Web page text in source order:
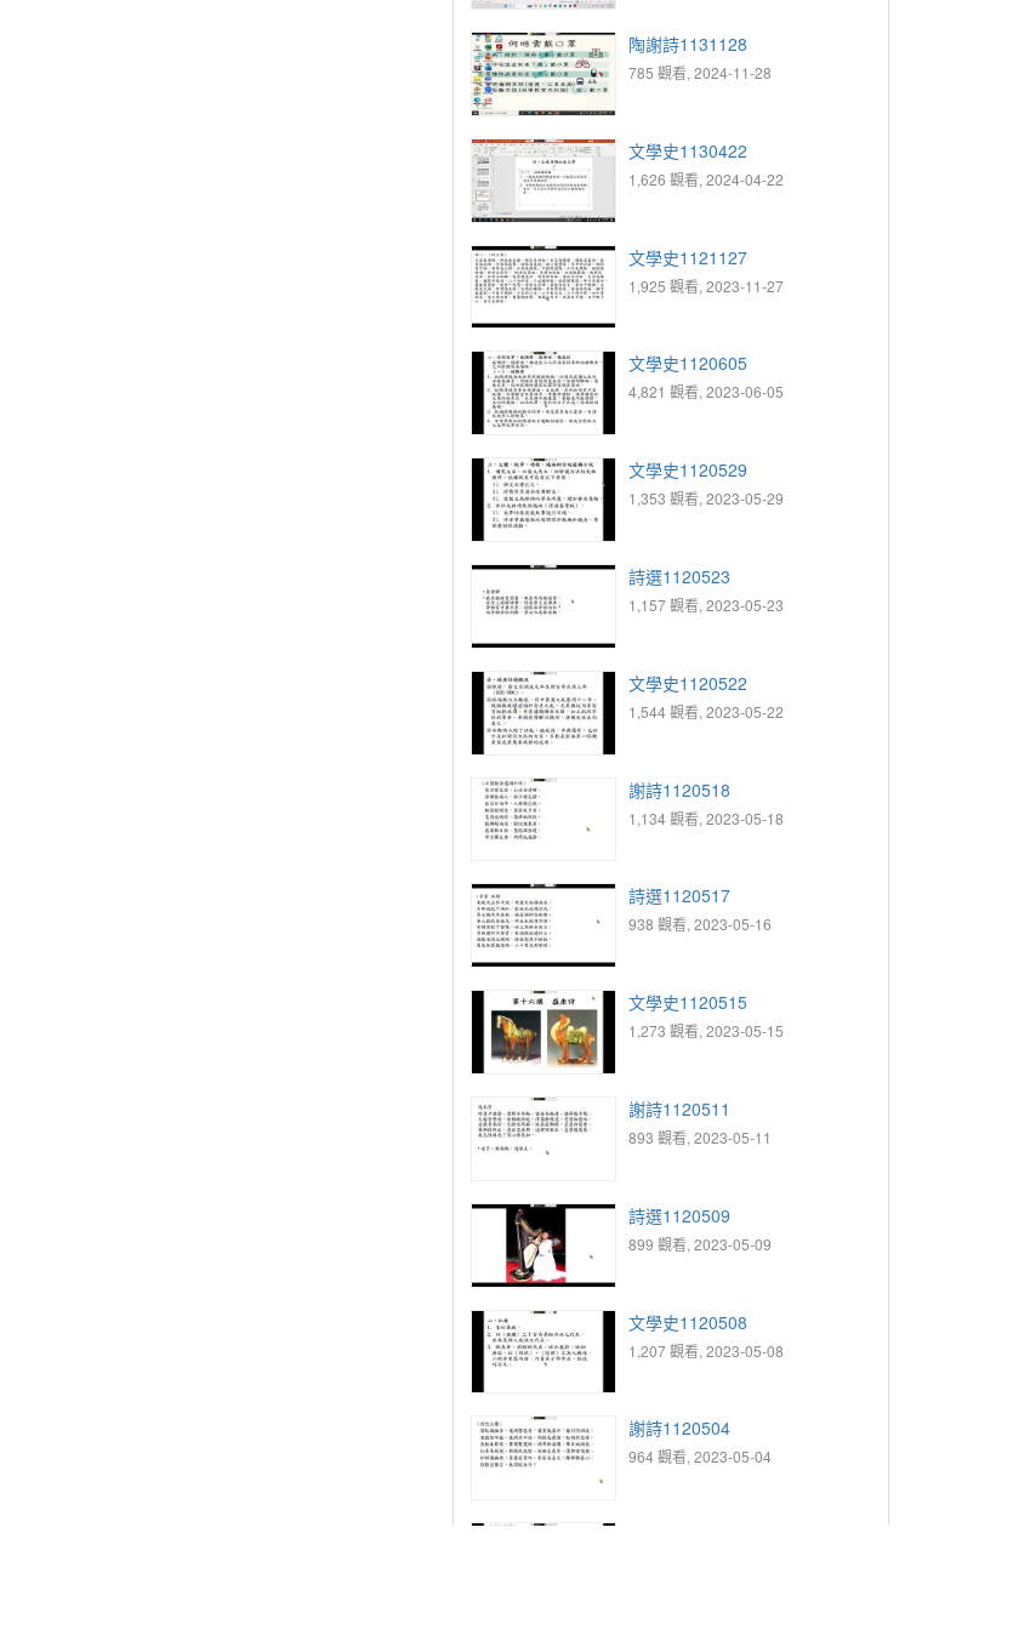
陶謝詩1131128
785 觀看, 2024-11-28
文學史1130422
1,626 觀看, 2024-04-22
文學史1121127
1,925 觀看, 2023-11-27
文學史1120605
4,821 觀看, 2023-06-05
文學史1120529
1,353 觀看, 2023-05-29
詩選1120523
1,157 觀看, 2023-05-23
文學史1120522
1,544 觀看, 2023-05-22
謝詩1120518
1,134 觀看, 2023-05-18
詩選1120517
938 觀看, 2023-05-16
文學史1120515
1,273 觀看, 2023-05-15
謝詩1120511
893 觀看, 2023-05-11
詩選1120509
899 觀看, 2023-05-09
文學史1120508
1,207 觀看, 2023-05-08
謝詩1120504
964 觀看, 2023-05-04